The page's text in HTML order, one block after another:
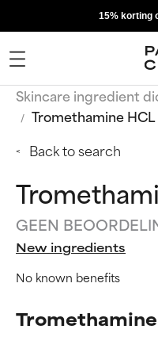
15% korting
Skincare ingredient
Tromethamine HCL
Back to search
GEEN
New ingredients
No known benefits